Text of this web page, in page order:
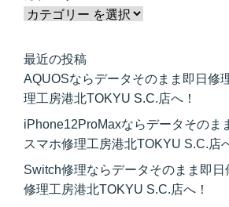
最近の投稿
AQUOSならデータそのまま即日修
理工房港北TOKYU S.C.店へ！
iPhone12ProMaxならデータそのま
スマホ修理工房港北TOKYU S.C.店
Switch修理ならデータそのまま即日
修理工房港北TOKYU S.C.店へ！